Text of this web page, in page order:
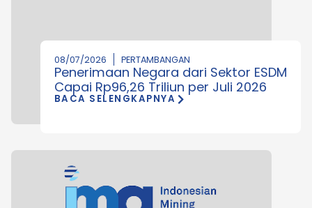
08/07/2026 PERTAMBANGAN
Penerimaan Negara dari Sektor ESDM
Capai Rp96,26 Triliun per Juli 2026
BACA SELENGKAPNYA